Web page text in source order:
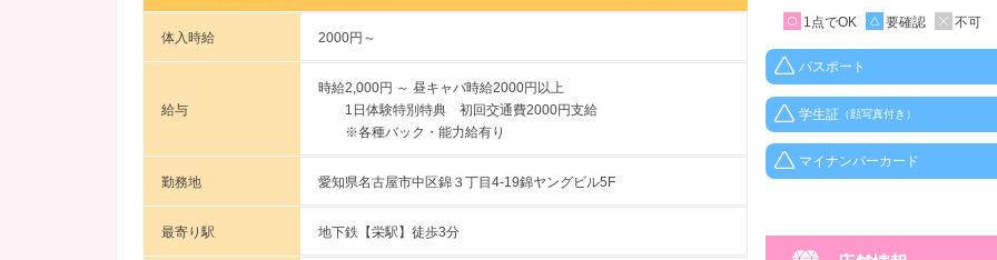
体入時給 2000円～
給与
時給2,000円 ～昼キャバ時給2000円以上
1日体験特別特典 初回交通費2000円支給
※各種バック・能力給有り
勤務地 愛知県名古屋市中区錦３丁目4-19錦ヤングビル5F
最寄り駅 地下鉄【栄駅】徒歩3分
1点でOK 要確認 不可
パスポート
学生証 （顔写真付き）
マイナンバーカード